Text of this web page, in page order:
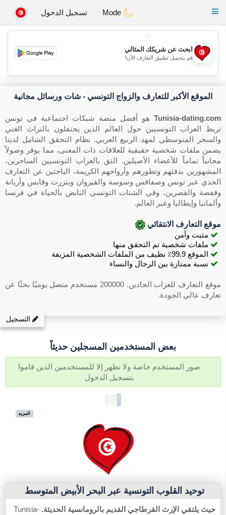
Tunisia Dating
Toggle
تسجيل الدخول
💖
💕
ابحث عن شريكك المثالي
قم بتحميل تطبيق التعارف الآن!
الموقع الأكبر للتعارف والزواج التونسي - شات ورسائل مجانية
Tunisia-dating.com هو أفضل منصة شبكات اجتماعية في تونس
تربط العزاب التونسيين حول العالم الذين يحتفلون بالتراث الغني
والسحر المتوسطي لمهد الربيع العربي. نظام التحقق الشامل لدينا
يضمن ملفات شخصية حقيقية للعلاقات ذات المعنى، مما يوفر وصولاً
مجانياً تماماً للأعضاء الأصيلين. التق بالعزاب التونسيين الساحرين،
المشهورين بدفئهم وتطورهم وأرواحهم الكريمة، الباحثين عن التعارف
الجدي عبر تونس وصفاقس وسوسة والقيروان وبنزرت وقابس وأريانة
وقفصة والقصرين، وفي الشتات التونسي النابض بالحياة في فرنسا
وألمانيا وإيطاليا وعبر العالم.
موقع التعارف الانتقائي
مثبت وآمن
ملفات شخصية تم التحقق منها
الموقع 99.9٪ نظيف من الملفات الشخصية المزيفة
نسبة ممتازة بين الرجال والنساء
موقع التعارف للعزاب الجادين. 200000 مستخدم متصل يوميًا بحثًا عن
تعارف عالي الجودة.
التسجيل
بعض المستخدمين المسجلين حديثاً
صور المستخدم خاصة ولا تظهر إلا للمستخدمين الذين قاموا
بتسجيل الدخول
المزيد
توحيد القلوب التونسية عبر البحر الأبيض المتوسط
حيث يلتقي الإرث القرطاجي القديم بالرومانسية الحديثة. Tunisia-